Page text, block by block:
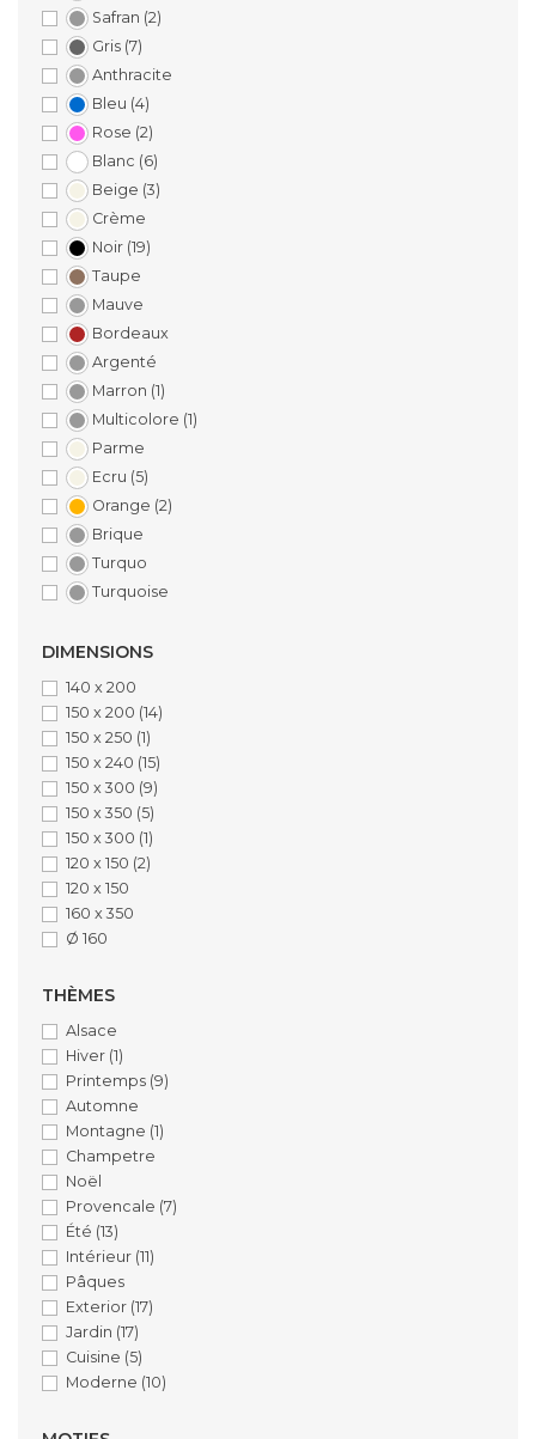
Safran (2)
Gris (7)
Anthracite
Bleu (4)
Rose (2)
Blanc (6)
Beige (3)
Crème
Noir (19)
Taupe
Mauve
Bordeaux
Argenté
Marron (1)
Multicolore (1)
Parme
Ecru (5)
Orange (2)
Brique
Turquo
Turquoise
DIMENSIONS
140 x 200
150 x 200 (14)
150 x 250 (1)
150 x 240 (15)
150 x 300 (9)
150 x 350 (5)
150 x 300 (1)
120 x 150 (2)
120 x 150
160 x 350
Ø 160
THÈMES
Alsace
Hiver (1)
Printemps (9)
Automne
Montagne (1)
Champetre
Noël
Provencale (7)
Été (13)
Intérieur (11)
Pâques
Exterior (17)
Jardin (17)
Cuisine (5)
Moderne (10)